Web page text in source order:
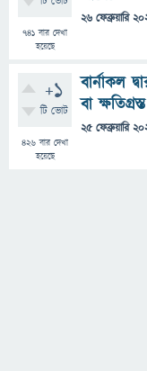
741 বার দেখা
হয়েছে
26 ফেব্রুয়ারি
+1
টি ভোট
426 বার দেখা
হয়েছে
বার্নাকল
বা
25 ফেব্রুয়ারি